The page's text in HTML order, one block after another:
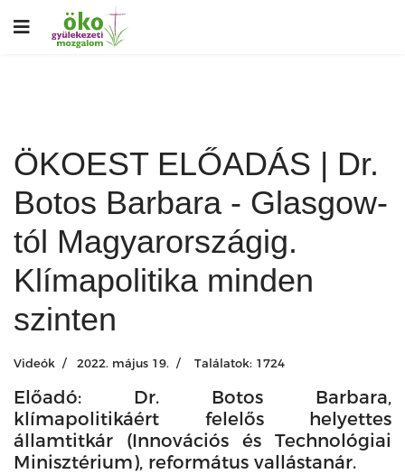
ÖKOEST ELŐADÁS | Dr.
Botos Barbara - Glasgow-
tól Magyarországig.
Klímapolitika minden
szinten
Videók 2022. május 19. Találatok: 1724
Előadó: Dr. Botos Barbara,
klímapolitikáért felelős helyettes
államtitkár (Innovációs és Technológiai
Minisztérium), református vallástanár.